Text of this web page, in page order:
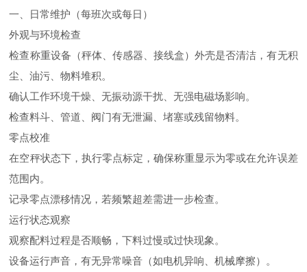
一、日常维护（每班次或每日）
外观与环境检查
检查称重设备（秤体、传感器、接线盒）外壳是否清洁，有无积
尘、油污、物料堆积。
确认工作环境干燥、无振动源干扰、无强电磁场影响。
检查料斗、管道、阀门有无泄漏、堵塞或残留物料。
零点校准
在空秤状态下，执行零点标定，确保称重显示为零或在允许误差
范围内。
记录零点漂移情况，若频繁超差需进一步检查。
运行状态观察
观察配料过程是否顺畅，下料过慢或过快现象。
设备运行声音，有无异常噪音（如电机异响、机械摩擦）。